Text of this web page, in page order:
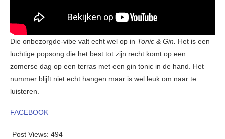
Die onbezorgde-vibe valt echt wel op in Tonic & Gin. Het is een
luchtige popsong die het best tot zijn recht komt op een
zomerse dag op een terras met een gin tonic in de hand. Het
nummer blijft niet echt hangen maar is wel leuk om naar te
luisteren.
FACEBOOK
Post Views: 494